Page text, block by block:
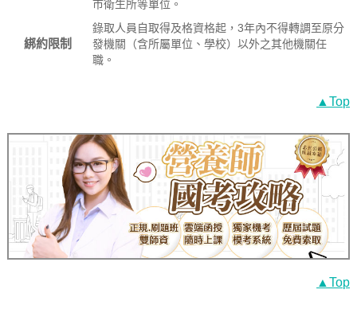
市衛生所等單位。
綁約限制
錄取人員自取得及格資格起，3年內不得轉調至原分
發機關（含所屬單位、學校）以外之其他機關任
職。
▲Top
▲Top